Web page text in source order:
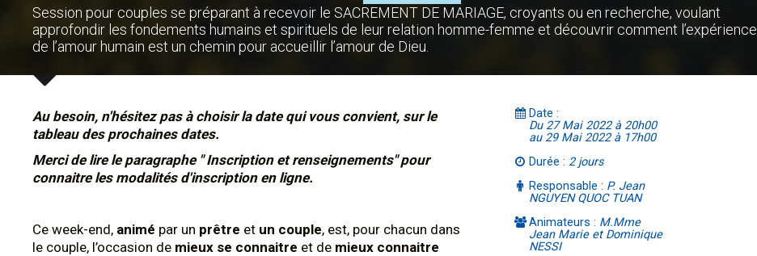
Session pour couples se préparant à recevoir le SACREMENT DE MARIAGE, croyants ou en recherche, voulant
approfondir les fondements humains et spirituels de leur relation homme-femme et découvrir comment l’expérience
de l’amour humain est un chemin pour accueillir l’amour de Dieu.
Au besoin, n'hésitez pas à choisir la date qui vous convient, sur le
tableau des prochaines dates.
Merci de lire le paragraphe " Inscription et renseignements" pour
connaitre les modalités d'inscription en ligne.
Ce week-end, animé par un prêtre et un couple, est, pour chacun dans
le couple, l’occasion de mieux se connaitre et de mieux connaitre
Date :
Du 27 Mai 2022 à 20h00
au 29 Mai 2022 à 17h00
Durée : 2 jours
Responsable : P. Jean
NGUYEN QUOC TUAN
Animateurs : M.Mme
Jean Marie et Dominique
NESSI